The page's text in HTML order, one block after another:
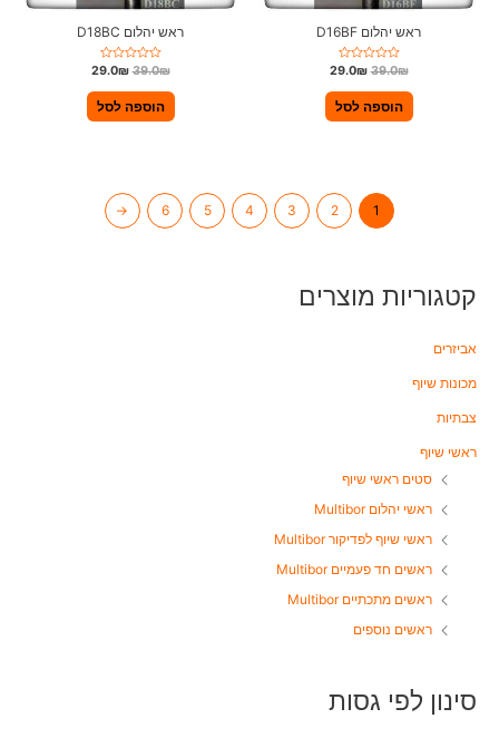
קטגוריות מוצרים
אביזרים
מכונות שיוף
צבתיות
ראשי שיוף
סטים ראשי שיוף
ראשי יהלום Multibor
ראשי שיוף לפדיקור Multibor
ראשים חד פעמיים Multibor
ראשים מתכתיים Multibor
ראשים נוספים
סינון לפי גסות
ראש יהלום D16BF
ד
ר
ג
0
מ
39.0₪
29.0₪
הוספה לסל
ראש יהלום D18BC
ד
ר
ג
0
מ
39.0₪
29.0₪
הוספה לסל
1
2
3
4
5
6
←